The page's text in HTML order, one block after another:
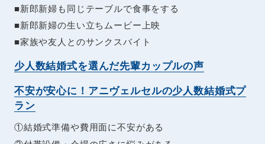
■新郎新婦も同じテーブルで食事をする
■新郎新婦の生い立ちムービー上映
■家族や友人とのサンクスバイト
少人数結婚式を選んだ先輩カップルの声
不安が安心に！アニヴェルセルの少人数結婚式プ
ラン
①結婚式準備や費用面に不安がある